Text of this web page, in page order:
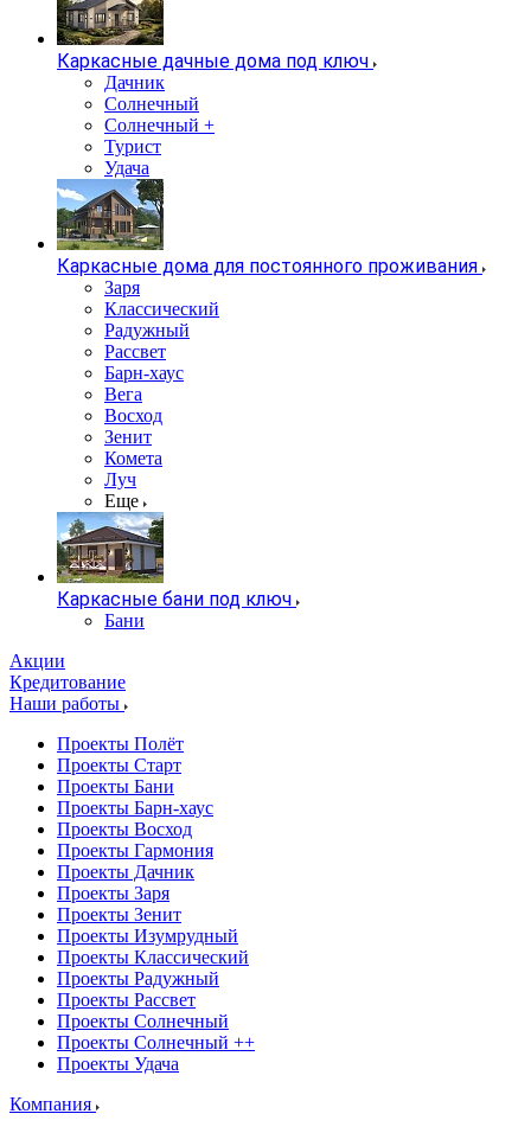
Каркасные дачные дома под ключ
Дачник
Солнечный
Солнечный +
Турист
Удача
Каркасные дома для постоянного проживания
Заря
Классический
Радужный
Рассвет
Барн-хаус
Вега
Восход
Зенит
Комета
Луч
Еще
Каркасные бани под ключ
Бани
Акции
Кредитование
Наши работы
Проекты Полёт
Проекты Старт
Проекты Бани
Проекты Барн-хаус
Проекты Восход
Проекты Гармония
Проекты Дачник
Проекты Заря
Проекты Зенит
Проекты Изумрудный
Проекты Классический
Проекты Радужный
Проекты Рассвет
Проекты Солнечный
Проекты Солнечный ++
Проекты Удача
Компания